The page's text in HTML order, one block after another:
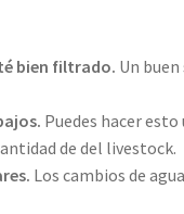
bien filtrado. Un
Puedes hacer
de del livestock.
Los cambios de